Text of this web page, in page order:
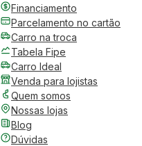
Financiamento
Parcelamento no cartão
Carro na troca
Tabela Fipe
Carro Ideal
Venda para lojistas
Quem somos
Nossas lojas
Blog
Dúvidas